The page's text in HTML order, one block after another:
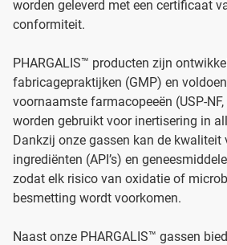
worden geleverd met een certificaat
conformiteit.
PHARGALIS™ producten zijn
fabricagepraktijken (GMP) en
voornaamste farmacopeeën (USP-
worden gebruikt voor inertisering in
Dankzij onze gassen kan de kwaliteit
ingrediënten (API’s) en
zodat elk risico van oxidatie of
besmetting wordt voorkomen.
Naast onze PHARGALIS™ gassen